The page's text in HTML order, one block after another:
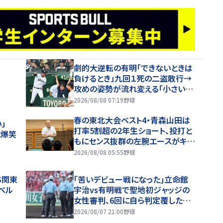
劇的大逆転の有明「できないときは
負けるとき」九回１死の二盗敢行→
攻めの姿勢が流れ変える「小さい力
でも一生懸命やることが」の高見監
2026/08/08 07:19野球
笑
春の東北大会ベスト4・青森山田は
打率5割超の2年生ショート、投打と
もにセンス抜群の左腕エースがキー
マン【26年夏甲子園・ベンチ入り選
2026/08/08 05:55野球
関東
ル
｢苦いデビュー戦になった｣立命館
宇治vs有明戦で聖地初ジャッジの
女性審判、6回に自ら判定覆したプ
レーを謝罪【26年夏甲子園】
2026/08/07 21:00野球